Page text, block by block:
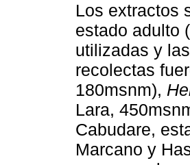
Los extractos
estado adulto
utilizadas y
recolectas
180msnm),
Lara,
Cabudare,
Marcano y